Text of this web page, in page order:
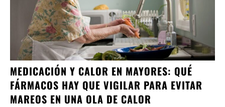
MEDICACIÓN Y CALOR EN MAYORES: QUÉ
FÁRMACOS HAY QUE VIGILAR PARA EVITAR
MAREOS EN UNA OLA DE CALOR